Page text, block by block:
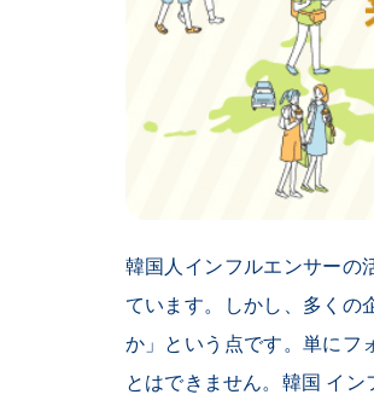
韓国人インフルエンサーの
ています。しかし、多くの
か」という点です。単にフ
とはできません。韓国 イ